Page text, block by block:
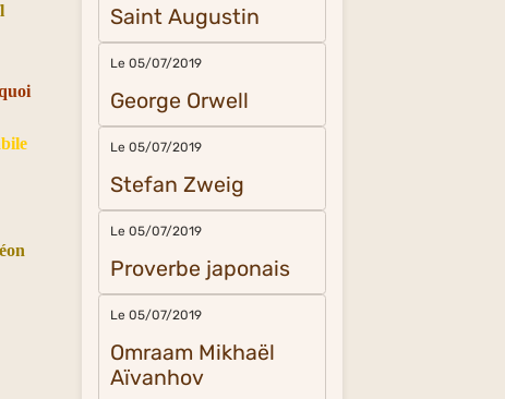
Saint Augustin
Le 05/07/2019
George Orwell
Le 05/07/2019
Stefan Zweig
Le 05/07/2019
Proverbe japonais
Le 05/07/2019
Omraam Mikhaël
Aïvanhov